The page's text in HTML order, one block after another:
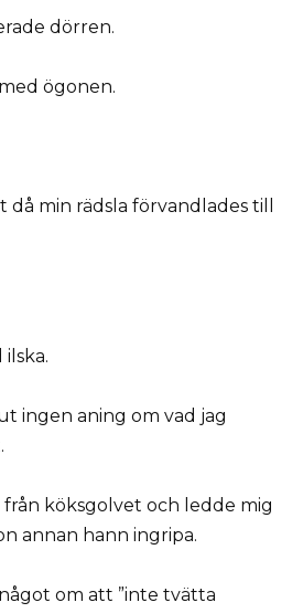
dörren.
ögonen.
min rädsla förvandlades till
ilska.
ingen aning om vad jag
köksgolvet och ledde mig
annan hann ingripa.
om att ”inte tvätta